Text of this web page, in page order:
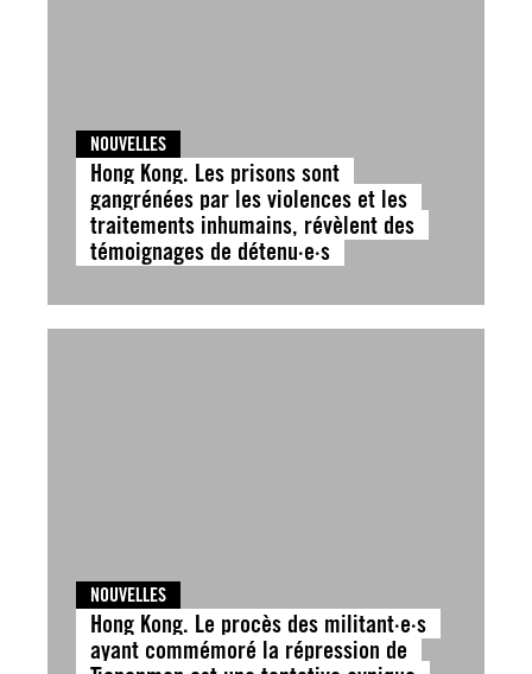
NOUVELLES
Hong Kong. Les prisons sont
gangrénées par les violences et les
traitements inhumains, révèlent des
témoignages de détenu·e·s
NOUVELLES
Hong Kong. Le procès des militant·e·s
ayant commémoré la répression de